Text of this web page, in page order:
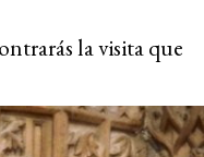
la visita que